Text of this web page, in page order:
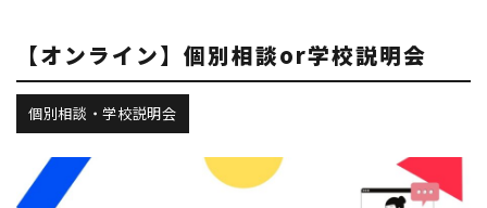
【オンライン】個別相談or学校説明会
個別相談・学校説明会